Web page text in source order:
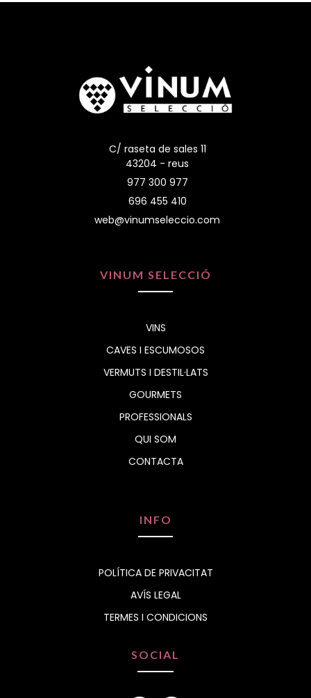
C/ raseta de sales 11
43204 - reus
977 300 977
696 455 410
web@vinumseleccio.com
VINUM SELECCIÓ
VINS
CAVES I ESCUMOSOS
VERMUTS I DESTIL·LATS
GOURMETS
PROFESSIONALS
QUI SOM
CONTACTA
INFO
POLÍTICA DE PRIVACITAT
AVÍS LEGAL
TERMES I CONDICIONS
SOCIAL